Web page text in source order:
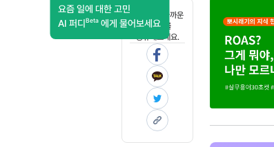
요즘 일에 대한 고민
AI 퍼디 Beta 에게 물어보세요
혼자 보기 아까운
콘텐츠를
공유해보세요.